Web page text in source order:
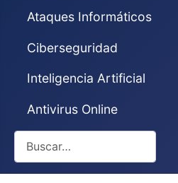
Ataques Informáticos
Ciberseguridad
Inteligencia Artificial
Antivirus Online
Buscar